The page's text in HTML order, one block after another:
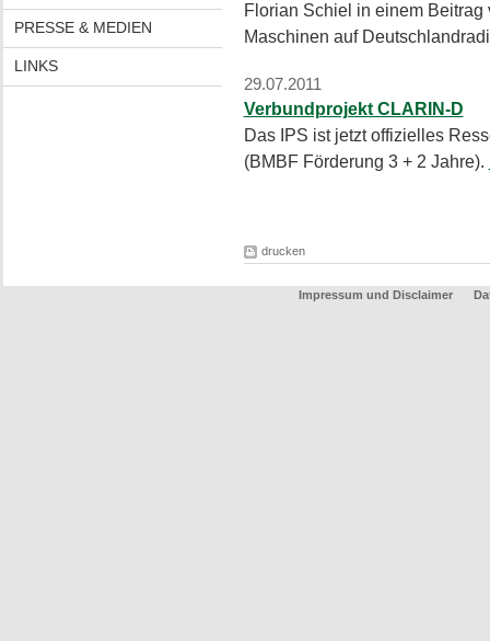
PRESSE & MEDIEN
LINKS
Florian Schiel in einem
Maschinen auf
29.07.2011
Verbundprojekt CLARIN-D
Das IPS ist jetzt offizielles
(BMBF Förderung 3 + 2 Jahre).
drucken
Impressum und Disclaimer